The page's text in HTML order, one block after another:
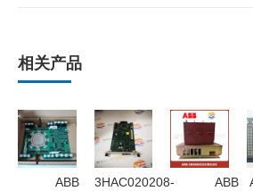
相关产品
ABB
3HAC020208-
ABB